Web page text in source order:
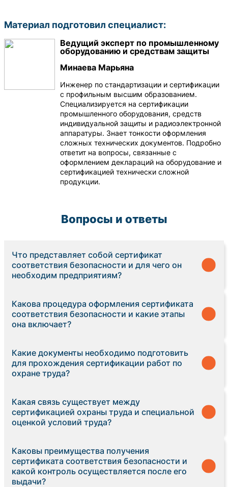
Материал подготовил специалист:
Ведущий эксперт по промышленному
оборудованию и средствам защиты
Минаева Марьяна
Инженер по стандартизации и сертификации
с профильным высшим образованием.
Специализируется на сертификации
промышленного оборудования, средств
индивидуальной защиты и радиоэлектронной
аппаратуры. Знает тонкости оформления
сложных технических документов. Подробно
ответит на вопросы, связанные с
оформлением деклараций на оборудование и
сертификацией технически сложной
продукции.
Вопросы и ответы
Что представляет собой сертификат
соответствия безопасности и для чего он
необходим предприятиям?
Какова процедура оформления сертификата
соответствия безопасности и какие этапы
она включает?
Какие документы необходимо подготовить
для прохождения сертификации работ по
охране труда?
Какая связь существует между
сертификацией охраны труда и специальной
оценкой условий труда?
Каковы преимущества получения
сертификата соответствия безопасности и
какой контроль осуществляется после его
выдачи?